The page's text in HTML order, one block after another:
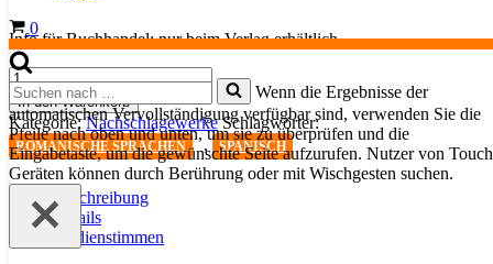
Warenkorb
0
Suchen
nach …
Wenn die Ergebnisse der
automatischen Vervollständigung verfügbar sind, verwenden Sie die
Pfeile nach oben und unten, um sie zu überprüfen und die
Eingabetaste, um die gewünschte Seite aufzurufen. Nutzer von
Geräten können durch Berührung oder mit Wischgesten suchen.
Info für Buchhandel: nur beim Verlag erhältlich
Construir
bien
en
español.
Palabras
Menge
In den Warenkorb
Kategorie:Nachschlagewerke Schlagwörter:
ROMANISCHE SPRACHEN , SPANISCH
Beschreibung
Details
Medienstimmen